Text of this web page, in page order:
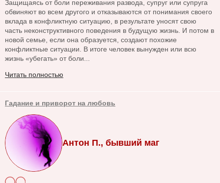
Защищаясь от боли переживания развода, супруг или супруга
обвиняют во всем другого и отказываются от понимания своего
вклада в конфликтную ситуацию, в результате уносят свою
часть неконструктивного поведения в будущую жизнь. И потом в
новой семье, если она образуется, создают похожие
конфликтные ситуации. В итоге человек вынужден или всю
жизнь «убегать» от боли...
Читать полностью
Гадание и приворот на любовь
Антон П., бывший маг